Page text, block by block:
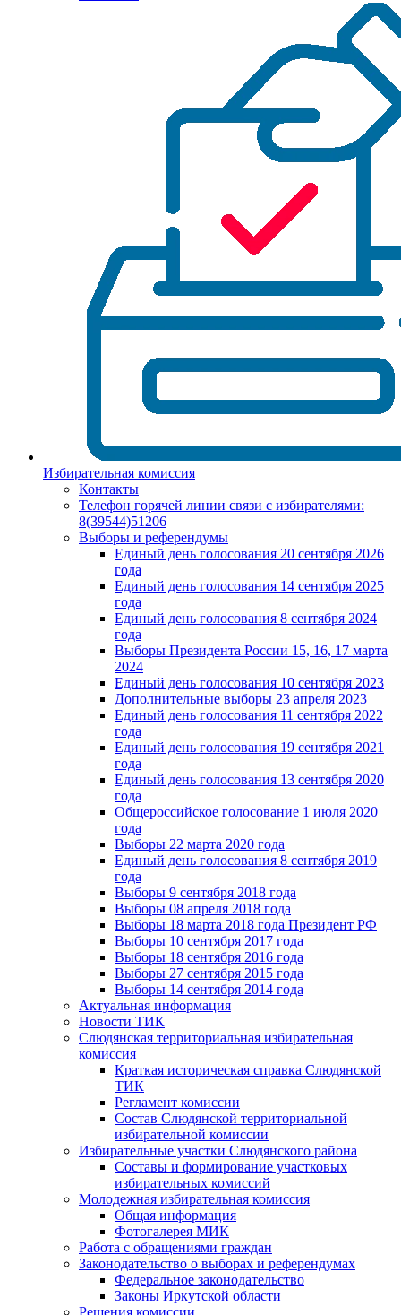
Избирательная комиссия
Контакты
Телефон горячей линии связи с избирателями:
8(39544)51206
Выборы и референдумы
Единый день голосования 20 сентября 2026
года
Единый день голосования 14 сентября 2025
года
Единый день голосования 8 сентября 2024
года
Выборы Президента России 15, 16, 17 марта
2024
Единый день голосования 10 сентября 2023
Дополнительные выборы 23 апреля 2023
Единый день голосования 11 сентября 2022
года
Единый день голосования 19 сентября 2021
года
Единый день голосования 13 сентября 2020
года
Общероссийское голосование 1 июля 2020
года
Выборы 22 марта 2020 года
Единый день голосования 8 сентября 2019
года
Выборы 9 сентября 2018 года
Выборы 08 апреля 2018 года
Выборы 18 марта 2018 года Президент РФ
Выборы 10 сентября 2017 года
Выборы 18 сентября 2016 года
Выборы 27 сентября 2015 года
Выборы 14 сентября 2014 года
Актуальная информация
Новости ТИК
Слюдянская территориальная избирательная
комиссия
Краткая историческая справка Слюдянской
ТИК
Регламент комиссии
Состав Слюдянской территориальной
избирательной комиссии
Избирательные участки Слюдянского района
Составы и формирование участковых
избирательных комиссий
Молодежная избирательная комиссия
Общая информация
Фотогалерея МИК
Работа с обращениями граждан
Законодательство о выборах и референдумах
Федеральное законодательство
Законы Иркутской области
Решения комиссии